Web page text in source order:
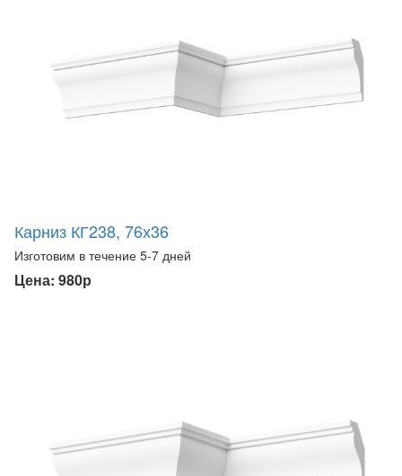
Карниз КГ238, 76х36
Изготовим в течение 5-7 дней
Цена: 980р